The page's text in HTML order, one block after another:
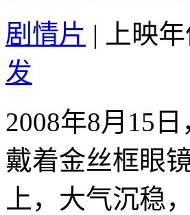
剧情片 | 上映
发
2008年8月15
戴着金丝框眼
上，大气沉稳